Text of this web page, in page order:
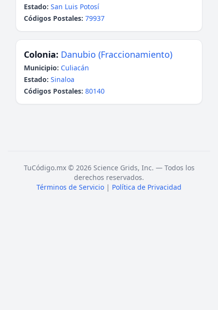
Estado: San Luis Potosí
Códigos Postales: 79937
Colonia: Danubio (Fraccionamiento)
Municipio: Culiacán
Estado: Sinaloa
Códigos Postales: 80140
TuCódigo.mx © 2026 Science Grids, Inc. — Todos los
derechos reservados.
Términos de Servicio | Política de Privacidad